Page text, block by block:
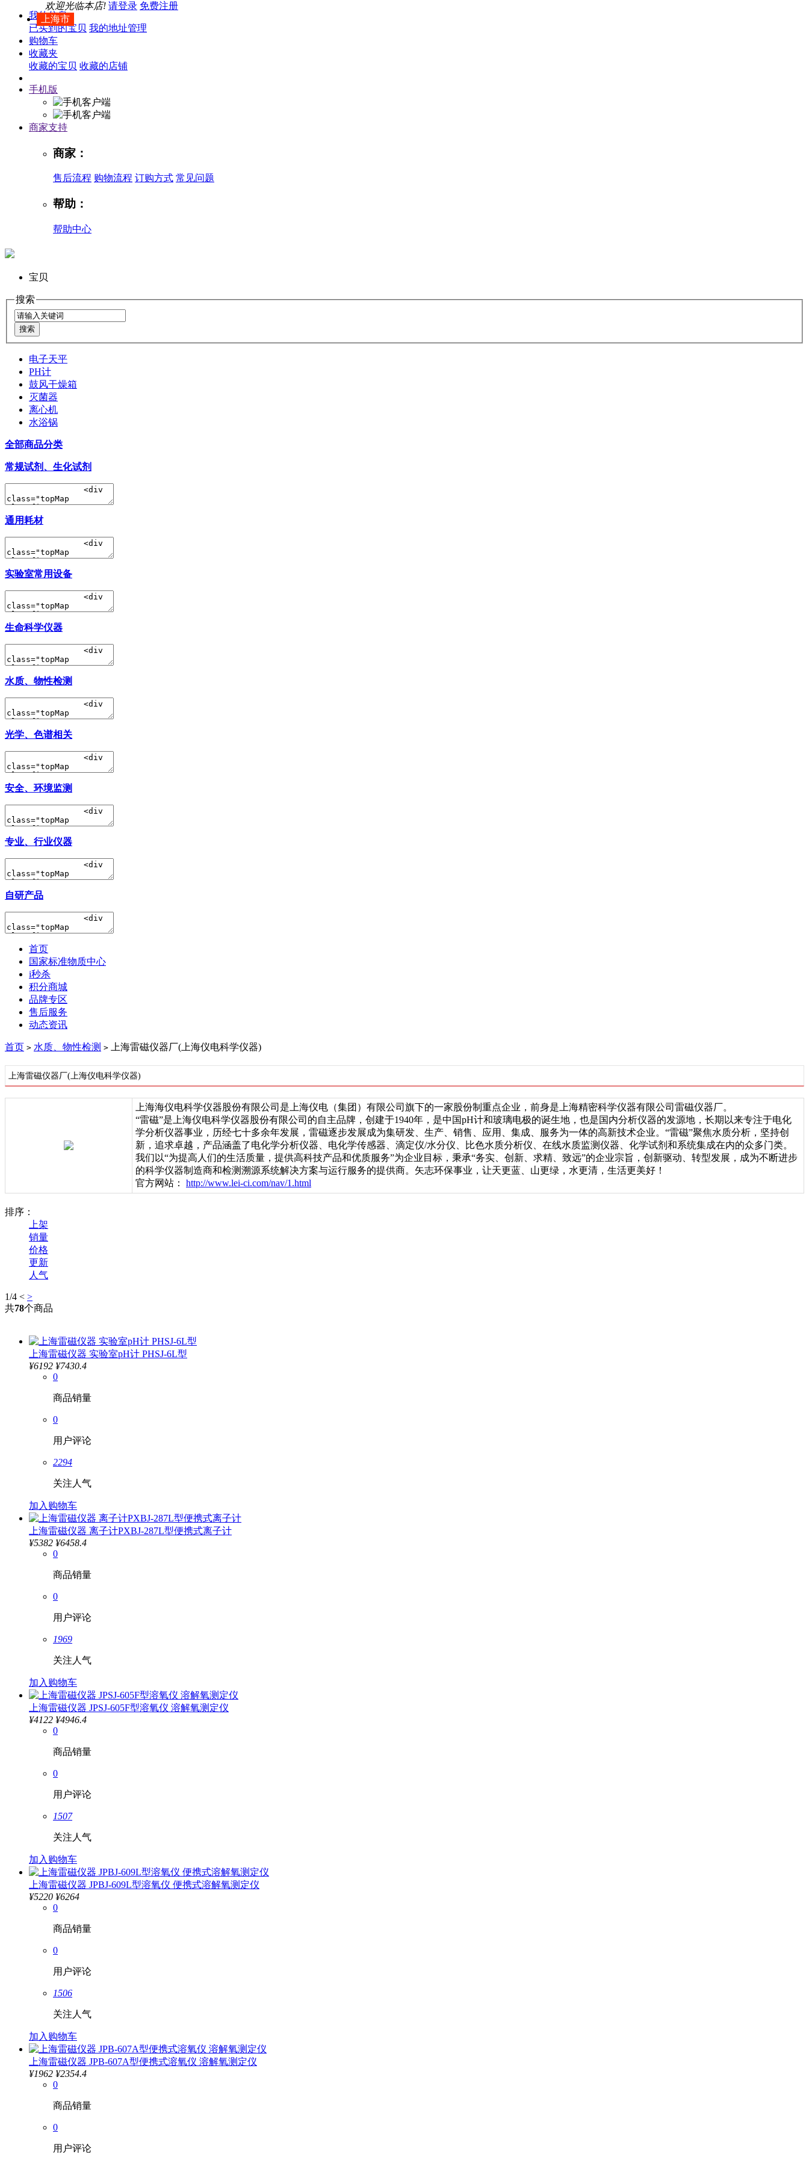
上海市
欢迎光临本店! 请登录 免费注册
我的信息
已买到的宝贝 我的地址管理
购物车
收藏夹
收藏的宝贝 收藏的店铺
手机版
商家支持
商家：
售后流程 购物流程 订购方式 常见问题
帮助：
帮助中心
宝贝
搜索
电子天平
PH计
鼓风干燥箱
灭菌器
离心机
水浴锅
全部商品分类
常规试剂、生化试剂
通用耗材
实验室常用设备
生命科学仪器
水质、物性检测
光学、色谱相关
安全、环境监测
专业、行业仪器
自研产品
首页
国家标准物质中心
i秒杀
积分商城
品牌专区
售后服务
动态资讯
首页 > 水质、物性检测 > 上海雷磁仪器厂(上海仪电科学仪器)
上海雷磁仪器厂(上海仪电科学仪器)
上海海仪电科学仪器股份有限公司是上海仪电（集团）有限公司旗下的一家股份制重点企业，前身是上海精密科学仪器有限公司雷磁仪器厂。
“雷磁”是上海仪电科学仪器股份有限公司的自主品牌，创建于1940年，是中国pH计和玻璃电极的诞生地，也是国内分析仪器的发源地，长期以来专注于电化
学分析仪器事业，历经七十多余年发展，雷磁逐步发展成为集研发、生产、销售、应用、集成、服务为一体的高新技术企业。“雷磁”聚焦水质分析，坚持创
新，追求卓越，产品涵盖了电化学分析仪器、电化学传感器、滴定仪/水分仪、比色水质分析仪、在线水质监测仪器、化学试剂和系统集成在内的众多门类。
我们以“为提高人们的生活质量，提供高科技产品和优质服务”为企业目标，秉承“务实、创新、求精、致远”的企业宗旨，创新驱动、转型发展，成为不断进步
的科学仪器制造商和检测溯源系统解决方案与运行服务的提供商。矢志环保事业，让天更蓝、山更绿，水更清，生活更美好！
官方网站： http://www.lei-ci.com/nav/1.html
排序：
上架
销量
价格
更新
人气
1/4 < >
共78个商品
上海雷磁仪器 实验室pH计 PHSJ-6L型
¥6192 ¥7430.4
0
商品销量
0
用户评论
2294
关注人气
加入购物车
上海雷磁仪器 离子计PXBJ-287L型便携式离子计
¥5382 ¥6458.4
0
商品销量
0
用户评论
1969
关注人气
加入购物车
上海雷磁仪器 JPSJ-605F型溶氧仪 溶解氧测定仪
¥4122 ¥4946.4
0
商品销量
0
用户评论
1507
关注人气
加入购物车
上海雷磁仪器 JPBJ-609L型溶氧仪 便携式溶解氧测定仪
¥5220 ¥6264
0
商品销量
0
用户评论
1506
关注人气
加入购物车
上海雷磁仪器 JPB-607A型便携式溶氧仪 溶解氧测定仪
¥1962 ¥2354.4
0
商品销量
0
用户评论